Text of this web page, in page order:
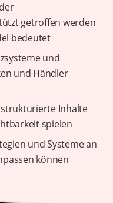
getroffen werden
bedeutet
und
und Händler
Inhalte
spielen
und Systeme an
können